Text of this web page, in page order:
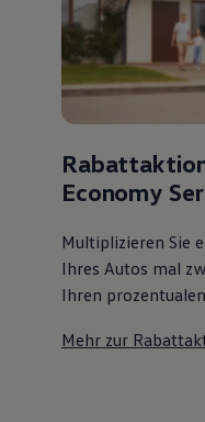
Economy
Multiplizieren Sie
Ihres Autos mal
Ihren
Mehr zur